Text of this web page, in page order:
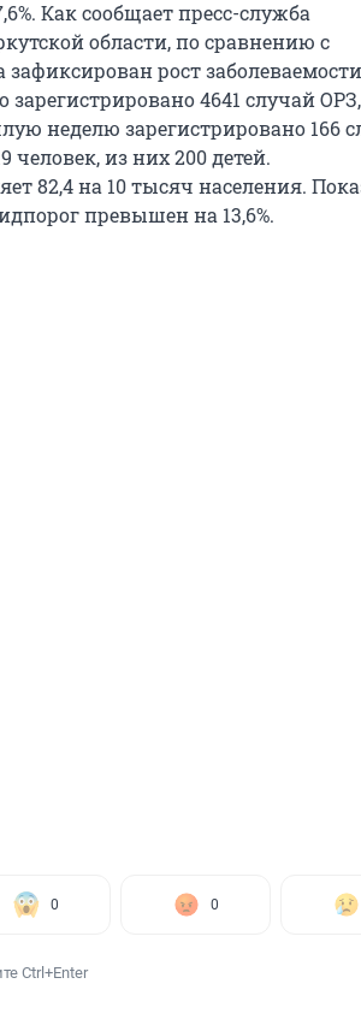
Как сообщает пресс-служба
области, по сравнению с
рост
зарегистрировано 4641 случай ОРЗ,
неделю зарегистрировано 166
человек, из них 200 детей.
82,4 на 10 тысяч населения.
превышен на 13,6%.
0 0
Ctrl+Enter